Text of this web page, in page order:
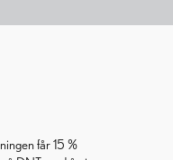
får 15 %